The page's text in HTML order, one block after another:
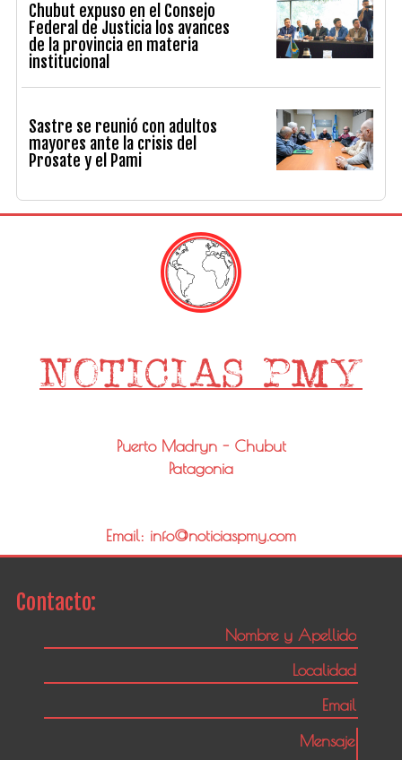
Chubut expuso en el Consejo
Federal de Justicia los avances
de la provincia en materia
institucional
Sastre se reunió con adultos
mayores ante la crisis del
Prosate y el Pami
Puerto Madryn - Chubut
Patagonia
Email: info@noticiaspmy.com
Contacto: